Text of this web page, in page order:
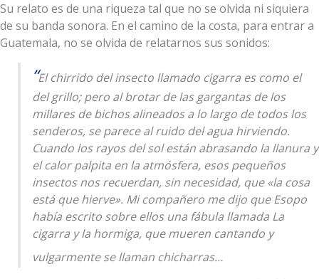
Su relato es de una riqueza tal que no se olvida ni siquiera
de su banda sonora. En el camino de la costa, para entrar a
Guatemala, no se olvida de relatarnos sus sonidos:
El chirrido del insecto llamado cigarra es como el
del grillo; pero al brotar de las gargantas de los
millares de bichos alineados a lo largo de todos los
senderos, se parece al ruido del agua hirviendo.
Cuando los rayos del sol están abrasando la llanura y
el calor palpita en la atmósfera, esos pequeños
insectos nos recuerdan, sin necesidad, que «la cosa
está que hierve». Mi compañero me dijo que Esopo
había escrito sobre ellos una fábula llamada La
cigarra y la hormiga, que mueren cantando y
vulgarmente se llaman chicharras…